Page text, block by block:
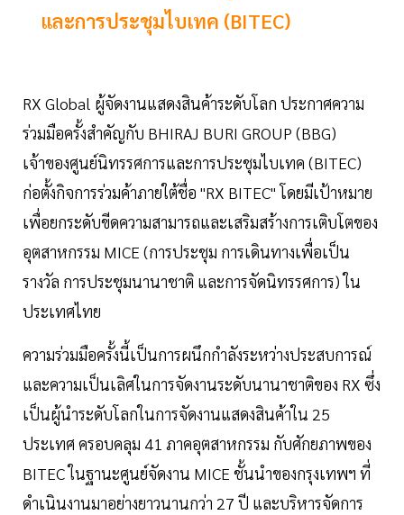
และการประชุมไบเทค (BITEC)
RX Global ผู้จัดงานแสดงสินค้าระดับโลก ประกาศความ
ร่วมมือครั้งสำคัญกับ BHIRAJ BURI GROUP (BBG)
เจ้าของศูนย์นิทรรศการและการประชุมไบเทค (BITEC)
ก่อตั้งกิจการร่วมค้าภายใต้ชื่อ "RX BITEC" โดยมีเป้าหมาย
เพื่อยกระดับขีดความสามารถและเสริมสร้างการเติบโตของ
อุตสาหกรรม MICE (การประชุม การเดินทางเพื่อเป็น
รางวัล การประชุมนานาชาติ และการจัดนิทรรศการ) ใน
ประเทศไทย
ความร่วมมือครั้งนี้เป็นการผนึกกำลังระหว่างประสบการณ์
และความเป็นเลิศในการจัดงานระดับนานาชาติของ RX ซึ่ง
เป็นผู้นำระดับโลกในการจัดงานแสดงสินค้าใน 25
ประเทศ ครอบคลุม 41 ภาคอุตสาหกรรม กับศักยภาพของ
BITEC ในฐานะศูนย์จัดงาน MICE ชั้นนำของกรุงเทพฯ ที่
ดำเนินงานมาอย่างยาวนานกว่า 27 ปี และบริหารจัดการ